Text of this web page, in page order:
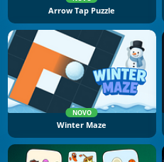
Arrow Tap Puzzle
NOVO
Winter Maze